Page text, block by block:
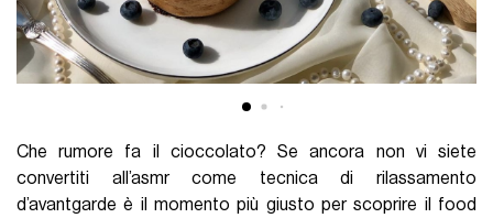
Che rumore fa il cioccolato? Se ancora non vi siete
convertiti all’asmr come tecnica di rilassamento
d’avantgarde è il momento più giusto per scoprire il food